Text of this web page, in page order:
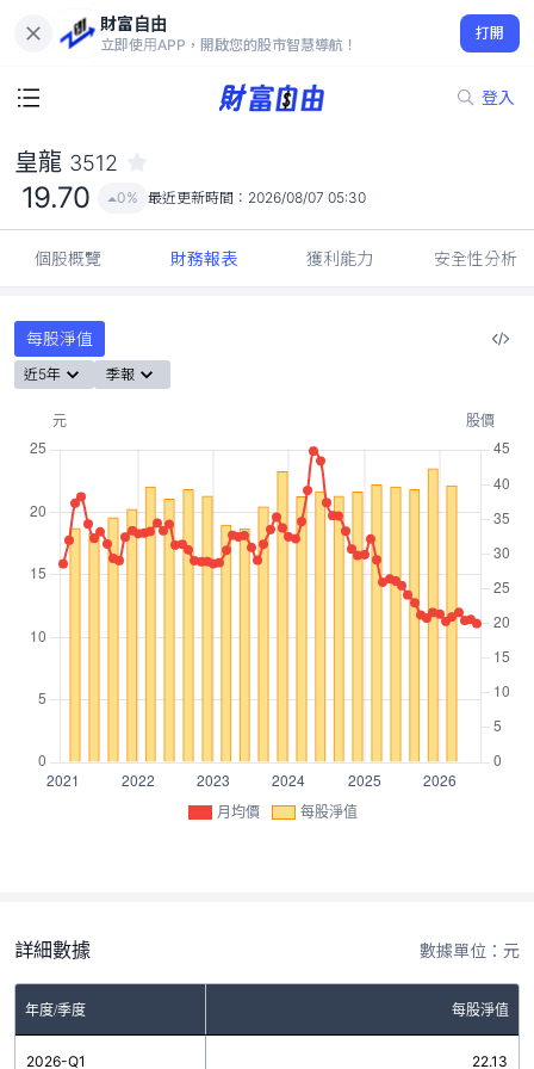
財富自由
立即使用APP，開啟您的股市智慧導航！
打開
登入
19.70
0%
皇龍 3512
19.70 0% 最近更新時間： 2026/08/07 05:30
個股概覽 財務報表 獲利能力 安全性分析
每股淨值
近5年 季報
月均價 每股淨值
詳細數據 數據單位：元
年度/季度 每股淨值
2026-Q1 22.13